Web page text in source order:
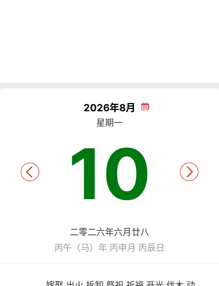
2026年8月
星期一
10
二零二六年六月廿八
丙午（马）年 丙申月 丙辰日